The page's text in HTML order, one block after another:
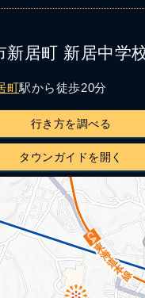
新居町 新居中学
町駅から徒歩20分
行き方を調べる
タウンガイドを開く